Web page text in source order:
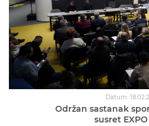
Datum:
Održan sastanak
susret EXPO